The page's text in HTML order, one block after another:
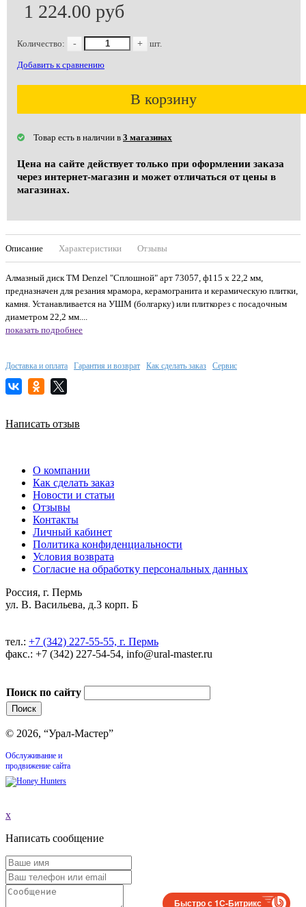
1 224.00 руб
Количество: - + шт.
Добавить к сравнению
В корзину
Товар есть в наличии в 3 магазинах
Цена на сайте действует только при оформлении заказа
через интернет-магазин и может отличаться от цены в
магазинах.
Описание Характеристики Отзывы
Алмазный диск ТМ Denzel "Сплошной" арт 73057, ф115 х 22,2 мм,
предназначен для резания мрамора, керамогранита и керамическую плитки,
камня. Устанавливается на УШМ (болгарку) или плиткорез с посадочным
диаметром 22,2 мм....
показать подробнее
Доставка и оплата Гарантия и возврат Как сделать заказ Сервис
Написать отзыв
О компании
Как сделать заказ
Новости и статьи
Отзывы
Контакты
Личный кабинет
Политика конфиденциальности
Условия возврата
Согласие на обработку персональных данных
Россия, г. Пермь
ул. В. Васильева, д.3 корп. Б
тел.: +7 (342) 227-55-55, г. Пермь
факс.: +7 (342) 227-54-54, info@ural-master.ru
Поиск по сайту
© 2026, “Урал-Мастер”
Обслуживание и
продвижение сайта
x
Написать сообщение
Быстро с 1С-Битрикс